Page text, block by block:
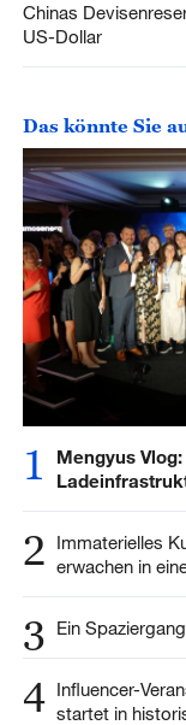
Chinas
US-Dollar
Das könnte Sie
1
Mengyus
2
Immaterielles
erwachen in
3 Ein
4 Influencer-
startet in